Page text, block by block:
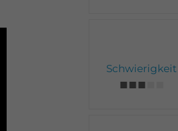
Schwierigkeit